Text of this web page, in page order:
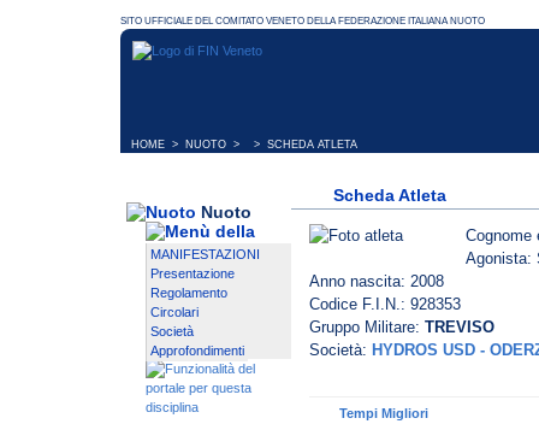
HOME > NUOTO > > SCHEDA ATLETA
Nuoto
MANIFESTAZIONI
Presentazione
Regolamento
Circolari
Società
Approfondimenti
Scheda Atleta
Agonista:
Anno nascita: 2008
Codice F.I.N.: 928353
Gruppo Militare: TREVISO
Società: HYDROS USD -
Tempi Migliori